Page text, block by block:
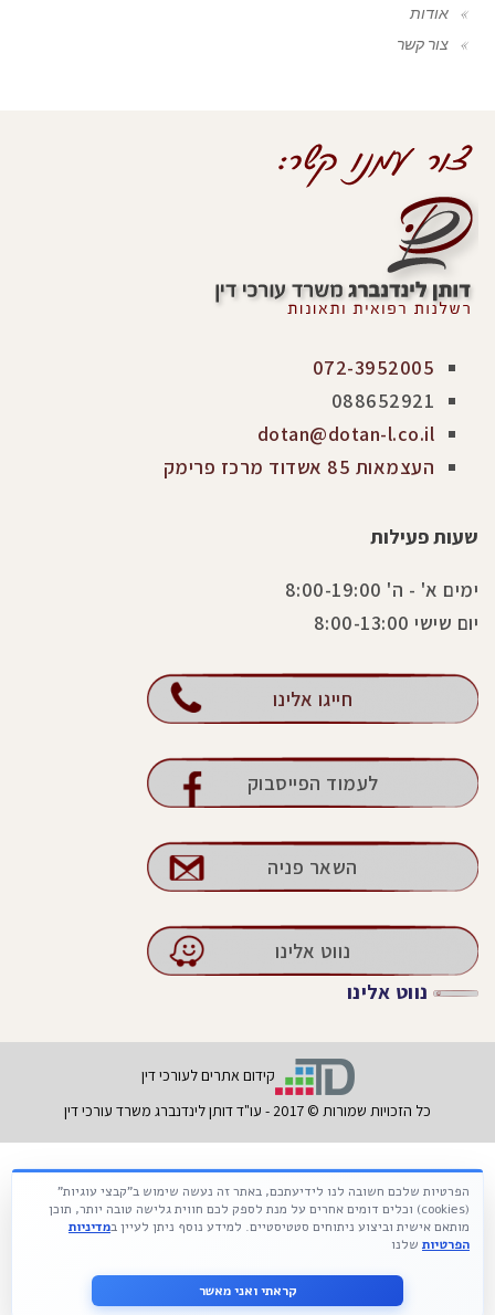
אודות
צור קשר
072-3952005
088652921
dotan@dotan-l.co.il
העצמאות 85 אשדוד מרכז פרימק
שעות פעילות
ימים א' - ה' 8:00-19:00
יום שישי 8:00-13:00
חייגו אלינו
לעמוד הפייסבוק
השאר פניה
נווט אלינו
נווט אלינו
קידום אתרים לעורכי דין
כל הזכויות שמורות © 2017 - עו"ד דותן לינדנברג משרד עורכי דין
הפרטיות שלכם חשובה לנו לידיעתכם, באתר זה נעשה שימוש ב"קבצי עוגיות"
(cookies) וכלים דומים אחרים על מנת לספק לכם חווית גלישה טובה יותר, תוכן
מותאם אישית וביצוע ניתוחים סטטיסטיים. למידע נוסף ניתן לעיין במדיניות
הפרטיות שלנו
קראתי ואני מאשר
Français עברית Русский